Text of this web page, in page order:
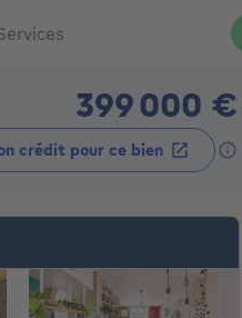
399 000 €
crédit pour ce bien